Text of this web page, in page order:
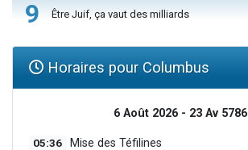
9 Être Juif, ça vaut des milliards
Horaires pour Columbus
6 Août 2026 - 23 Av 5786
05:36 Mise des Téfilines